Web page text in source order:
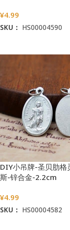
¥4.99
SKU： HS00004590
DIY小吊牌-圣贝肋格
斯-锌合金-2.2cm
¥4.99
SKU： HS00004582